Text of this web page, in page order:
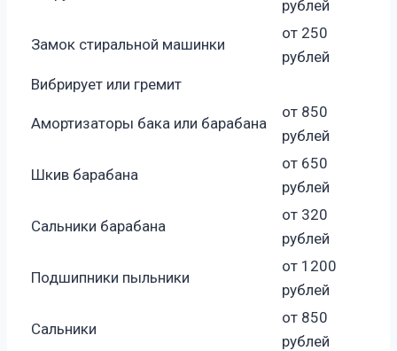
рублей
Замок стиральной машинки
от 250
рублей
Вибрирует или гремит
Амортизаторы бака или барабана
от 850
рублей
Шкив барабана
от 650
рублей
Сальники барабана
от 320
рублей
Подшипники пыльники
от 1200
рублей
Сальники
от 850
рублей